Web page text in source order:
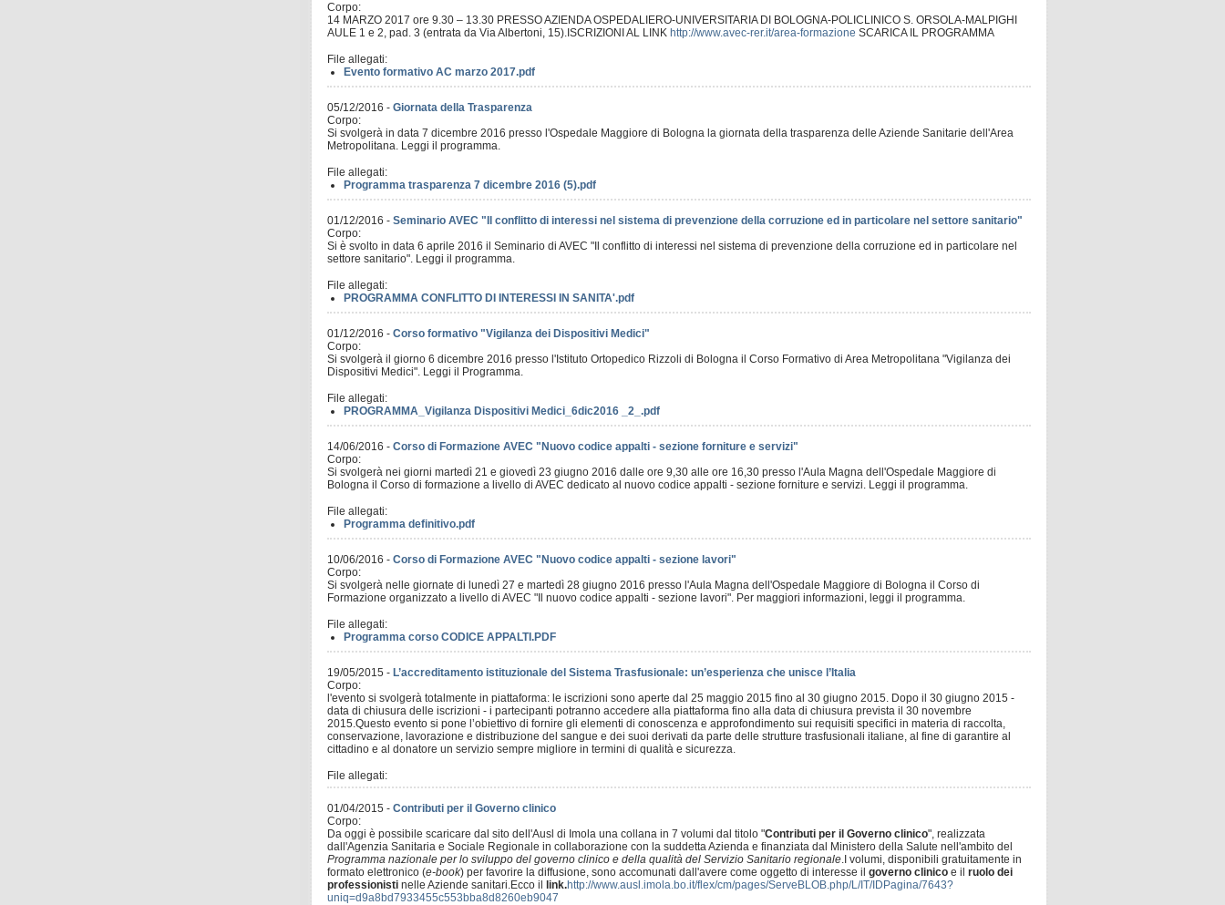
Corpo:
14 MARZO 2017 ore 9.30 – 13.30 PRESSO AZIENDA OSPEDALIERO-UNIVERSITARIA DI BOLOGNA-POLICLINICO S. ORSOLA-MALPIGHI
AULE 1 e 2, pad. 3 (entrata da Via Albertoni, 15).ISCRIZIONI AL LINK http://www.avec-rer.it/area-formazione SCARICA IL PROGRAMMA
File allegati:
Evento formativo AC marzo 2017.pdf
05/12/2016 - Giornata della Trasparenza
Corpo:
Si svolgerà in data 7 dicembre 2016 presso l'Ospedale Maggiore di Bologna la giornata della trasparenza delle Aziende Sanitarie dell'Area
Metropolitana. Leggi il programma.
File allegati:
Programma trasparenza 7 dicembre 2016 (5).pdf
01/12/2016 - Seminario AVEC "Il conflitto di interessi nel sistema di prevenzione della corruzione ed in particolare nel settore sanitario"
Corpo:
Si è svolto in data 6 aprile 2016 il Seminario di AVEC "Il conflitto di interessi nel sistema di prevenzione della corruzione ed in particolare nel
settore sanitario". Leggi il programma.
File allegati:
PROGRAMMA CONFLITTO DI INTERESSI IN SANITA'.pdf
01/12/2016 - Corso formativo "Vigilanza dei Dispositivi Medici"
Corpo:
Si svolgerà il giorno 6 dicembre 2016 presso l'Istituto Ortopedico Rizzoli di Bologna il Corso Formativo di Area Metropolitana "Vigilanza dei
Dispositivi Medici". Leggi il Programma.
File allegati:
PROGRAMMA_Vigilanza Dispositivi Medici_6dic2016 _2_.pdf
14/06/2016 - Corso di Formazione AVEC "Nuovo codice appalti - sezione forniture e servizi"
Corpo:
Si svolgerà nei giorni martedì 21 e giovedì 23 giugno 2016 dalle ore 9,30 alle ore 16,30 presso l'Aula Magna dell'Ospedale Maggiore di
Bologna il Corso di formazione a livello di AVEC dedicato al nuovo codice appalti - sezione forniture e servizi. Leggi il programma.
File allegati:
Programma definitivo.pdf
10/06/2016 - Corso di Formazione AVEC "Nuovo codice appalti - sezione lavori"
Corpo:
Si svolgerà nelle giornate di lunedì 27 e martedì 28 giugno 2016 presso l'Aula Magna dell'Ospedale Maggiore di Bologna il Corso di
Formazione organizzato a livello di AVEC "Il nuovo codice appalti - sezione lavori". Per maggiori informazioni, leggi il programma.
File allegati:
Programma corso CODICE APPALTI.PDF
19/05/2015 - L’accreditamento istituzionale del Sistema Trasfusionale: un’esperienza che unisce l’Italia
Corpo:
l'evento si svolgerà totalmente in piattaforma: le iscrizioni sono aperte dal 25 maggio 2015 fino al 30 giugno 2015. Dopo il 30 giugno 2015 -
data di chiusura delle iscrizioni - i partecipanti potranno accedere alla piattaforma fino alla data di chiusura prevista il 30 novembre
2015.Questo evento si pone l’obiettivo di fornire gli elementi di conoscenza e approfondimento sui requisiti specifici in materia di raccolta,
conservazione, lavorazione e distribuzione del sangue e dei suoi derivati da parte delle strutture trasfusionali italiane, al fine di garantire al
cittadino e al donatore un servizio sempre migliore in termini di qualità e sicurezza.
File allegati:
01/04/2015 - Contributi per il Governo clinico
Corpo:
Da oggi è possibile scaricare dal sito dell'Ausl di Imola una collana in 7 volumi dal titolo "Contributi per il Governo clinico", realizzata
dall'Agenzia Sanitaria e Sociale Regionale in collaborazione con la suddetta Azienda e finanziata dal Ministero della Salute nell'ambito del
Programma nazionale per lo sviluppo del governo clinico e della qualità del Servizio Sanitario regionale.I volumi, disponibili gratuitamente in
formato elettronico (e-book) per favorire la diffusione, sono accomunati dall'avere come oggetto di interesse il governo clinico e il ruolo dei
professionisti nelle Aziende sanitari.Ecco il link.http://www.ausl.imola.bo.it/flex/cm/pages/ServeBLOB.php/L/IT/IDPagina/7643?
uniq=d9a8bd7933455c553bba8d8260eb9047